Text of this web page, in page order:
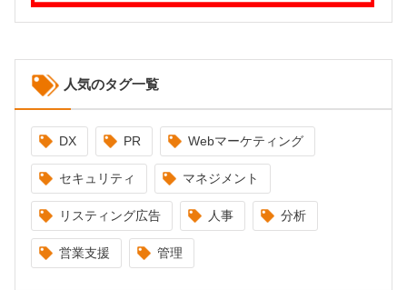
人気のタグ一覧
DX PR Webマーケティング
セキュリティ マネジメント
リスティング広告 人事 分析
営業支援 管理